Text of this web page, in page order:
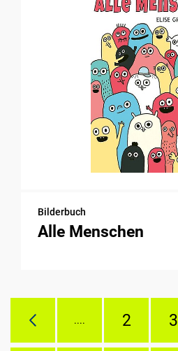
Bilderbuch
Alle Menschen
.... 2 3